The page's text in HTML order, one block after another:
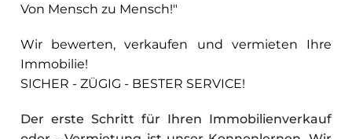
Von Mensch zu Mensch!"
Wir bewerten, verkaufen und vermieten Ihre
Immobilie!
SICHER - ZÜGIG - BESTER SERVICE!
Der erste Schritt für Ihren Immobilienverkauf